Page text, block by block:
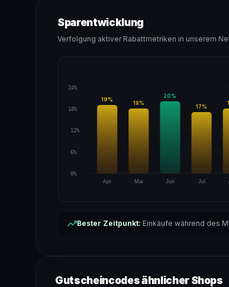
Sparentwicklung
Verfolgung aktiver Rabattmetriken in unserem
24%
18%
12%
6%
0%
Apr
19%
Mai
18%
Jun
20%
Jul
17%
Bester Zeitpunkt: Einkäufe während des
Gutscheincodes ähnlicher Shops